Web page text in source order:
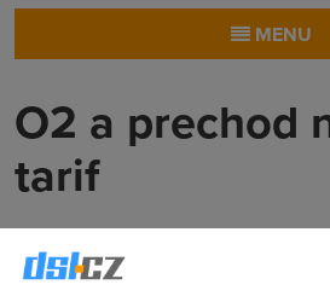
MENU
O2 a prechod
tarif
zdravim Mam od O2 512/128 3 GB